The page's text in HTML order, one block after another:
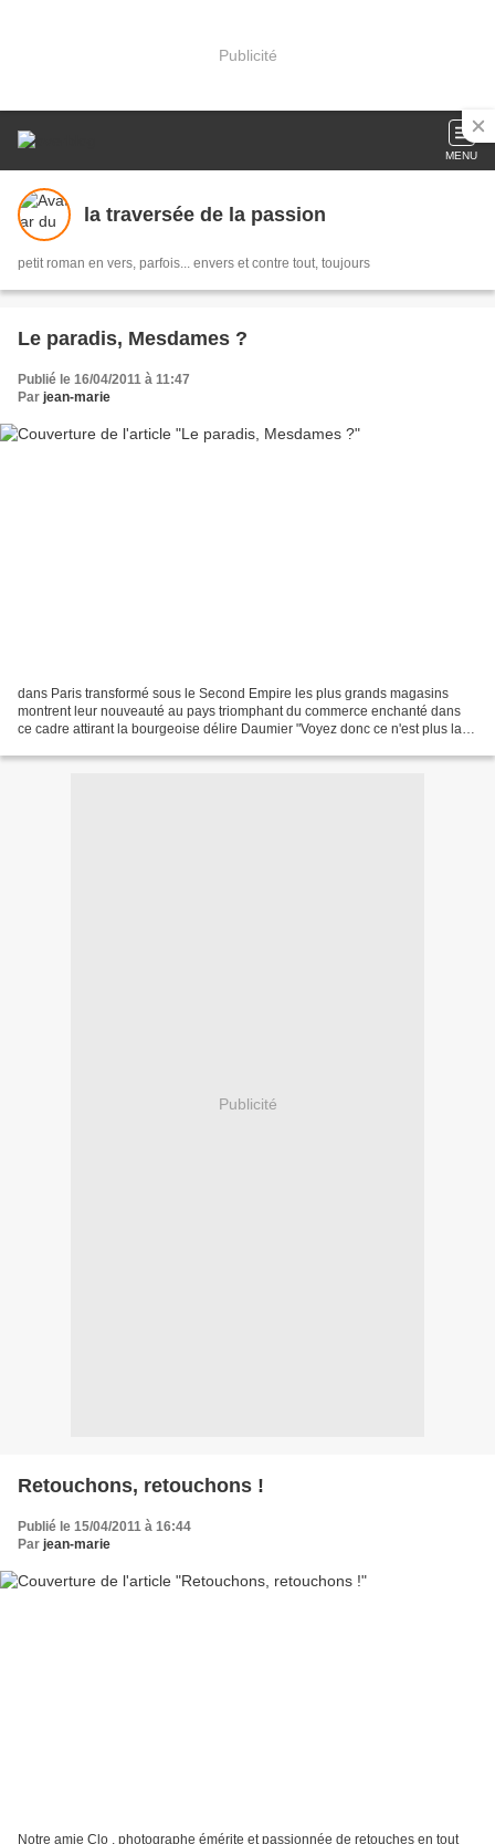
Publicité
MENU
la traversée de la passion
petit roman en vers, parfois... envers et contre tout, toujours
Le paradis, Mesdames ?
Publié le 16/04/2011 à 11:47
Par jean-marie
dans Paris transformé sous le Second Empire les plus grands magasins
montrent leur nouveauté au pays triomphant du commerce enchanté dans
ce cadre attirant la bourgeoise délire Daumier "Voyez donc ce n'est plus la
Publicité
Retouchons, retouchons !
Publié le 15/04/2011 à 16:44
Par jean-marie
Notre amie Clo , photographe émérite et passionnée de retouches en tout